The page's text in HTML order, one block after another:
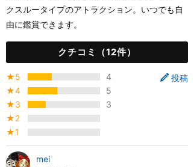
クスルータイプのアトラクション。いつでも自
由に鑑賞できます。
クチコミ（12件）
投稿
★5
4
★4
5
★3
3
★2
★1
mei